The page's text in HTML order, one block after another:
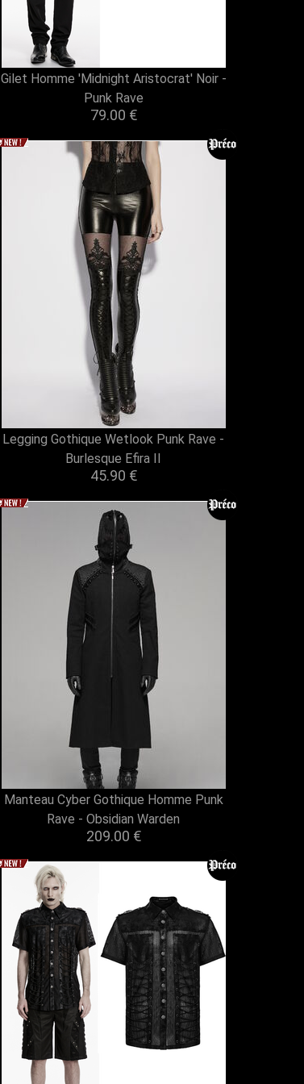
Gilet Homme 'Midnight Aristocrat' Noir -
Punk Rave
79.00 €
Legging Gothique Wetlook Punk Rave -
Burlesque Efira II
45.90 €
Manteau Cyber Gothique Homme Punk
Rave - Obsidian Warden
209.00 €